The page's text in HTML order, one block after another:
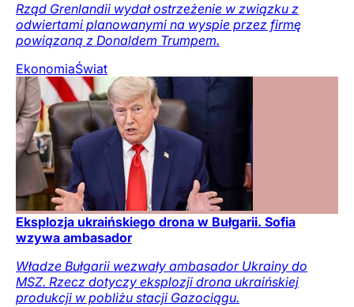
Rząd Grenlandii wydał ostrzeżenie w związku z
odwiertami planowanymi na wyspie przez firmę
powiązaną z Donaldem Trumpem.
EkonomiaŚwiat
Eksplozja ukraińskiego drona w Bułgarii. Sofia
wzywa ambasador
Władze Bułgarii wezwały ambasador Ukrainy do
MSZ. Rzecz dotyczy eksplozji drona ukraińskiej
produkcji w pobliżu stacji Gazociągu.